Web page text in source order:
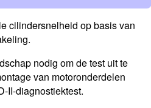
cilindersnelheid op basis van
nodig om de test uit te
van motoronderdelen
II-diagnostiektest.